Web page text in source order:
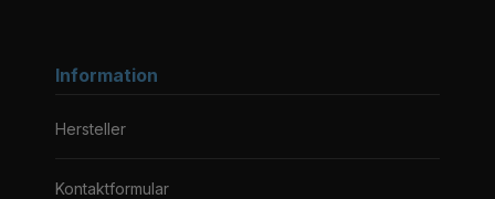
Information
Hersteller
Kontaktformular